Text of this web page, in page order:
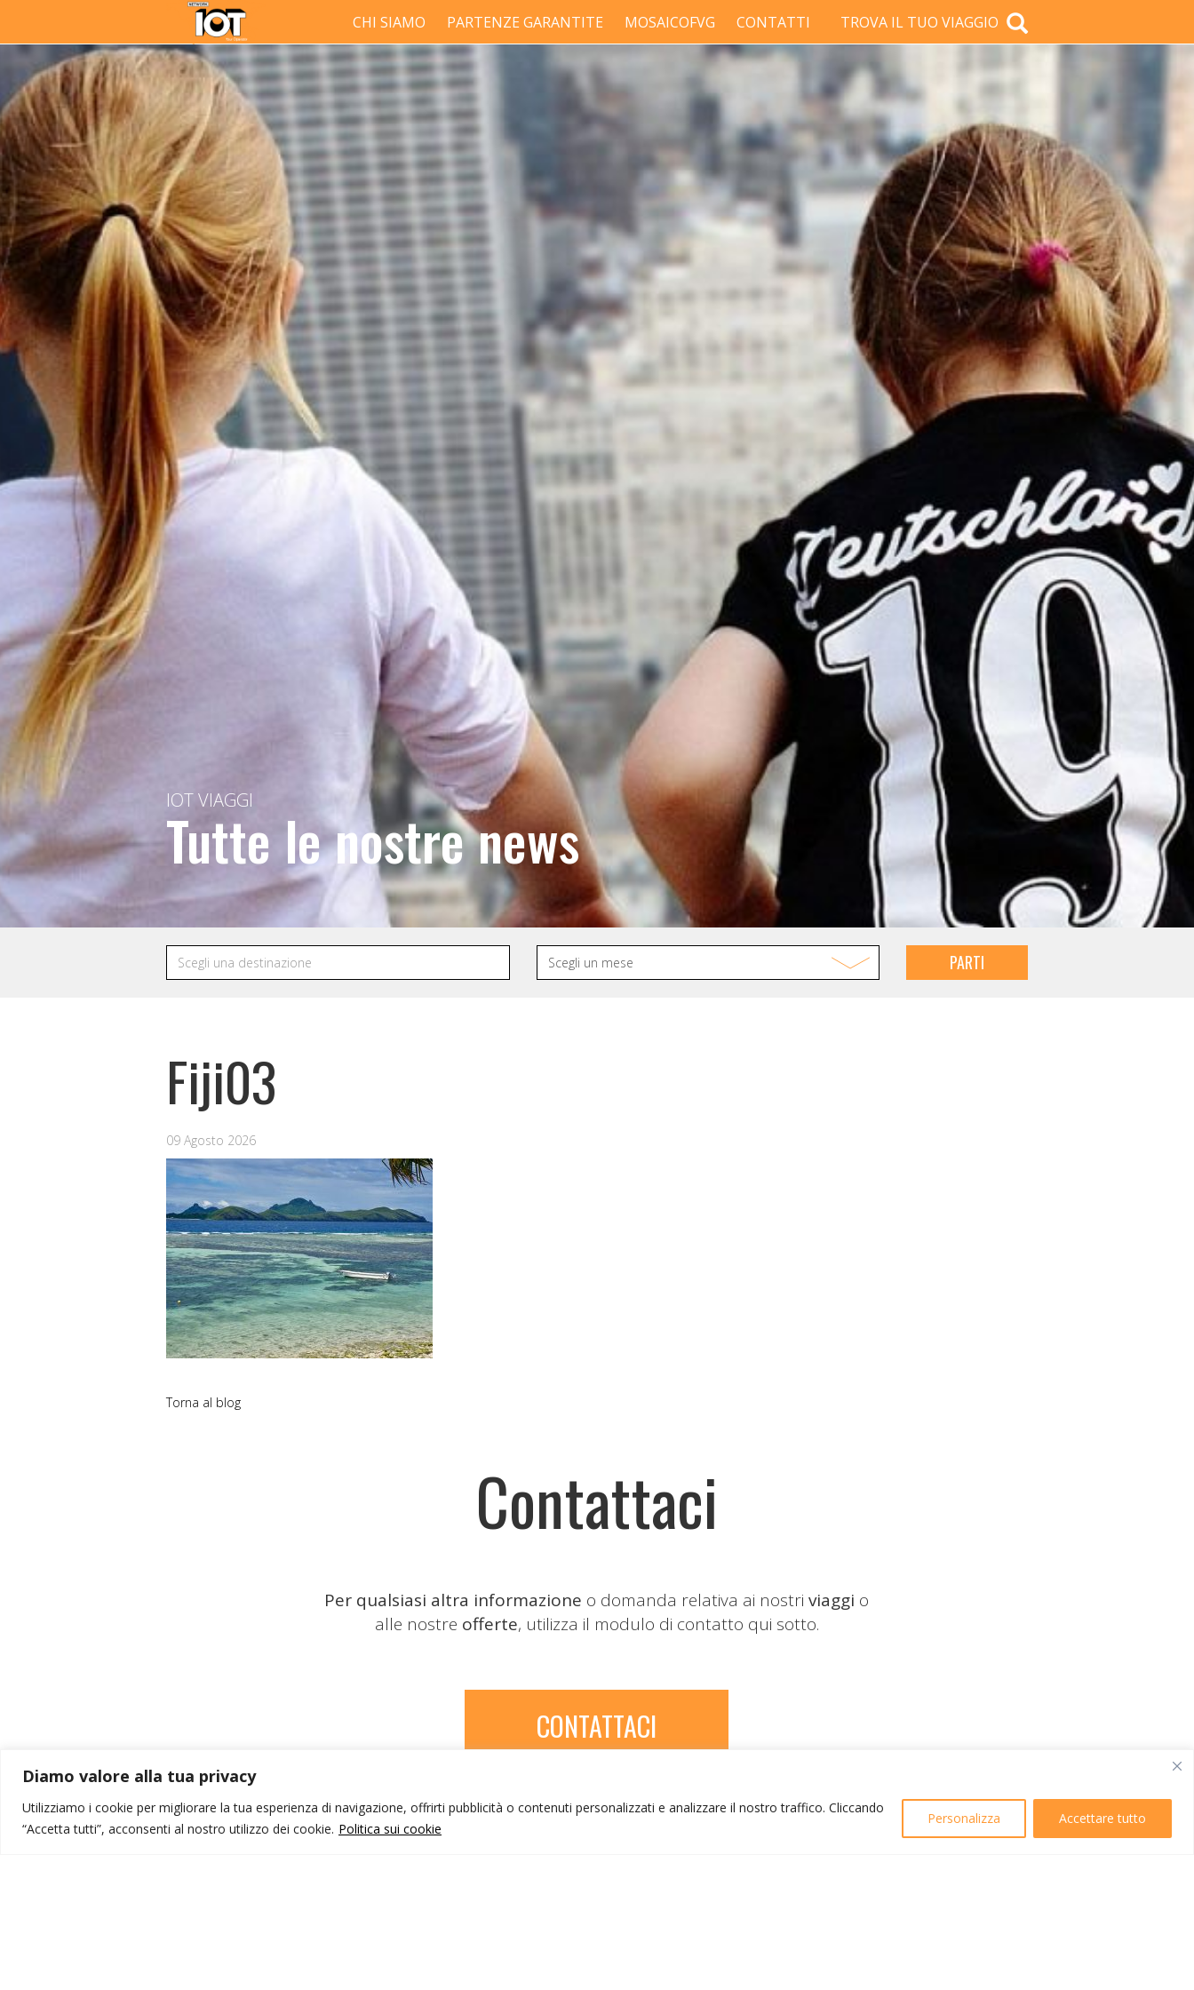
Diamo valore alla tua privacy
Utilizziamo i cookie per migliorare la tua esperienza di navigazione, offrirti pubblicità o contenuti personalizzati e analizzare il nostro traffico. Cliccando
“Accetta tutti”, acconsenti al nostro utilizzo dei cookie. Politica sui cookie
Personalizza Accettare tutto
TROVA IL TUO VIAGGIO
CHI SIAMO PARTENZE GARANTITE MOSAICOFVG CONTATTI
IOT VIAGGI
Tutte le nostre news
PARTI
Fiji03
09 Agosto 2026
Torna al blog
Contattaci
Per qualsiasi altra informazione o domanda relativa ai nostriviaggi o
alle nostre offerte, utilizza il modulo di contatto qui sotto.
CONTATTACI